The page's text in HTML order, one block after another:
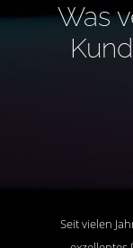
Was
Seit vielen